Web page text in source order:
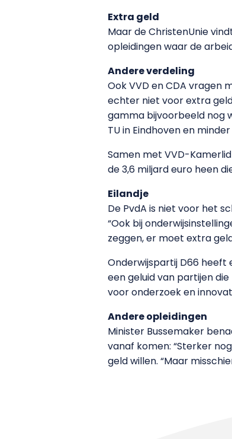
Extra geld
Maar de ChristenUnie
opleidingen waar de
Andere verdeling
Ook VVD en CDA vragen
echter niet voor extra
gamma bijvoorbeeld nog
TU in Eindhoven en
Samen met VVD-
de 3,6 miljard euro heen
Eilandje
De PvdA is niet voor het
“Ook bij
zeggen, er moet extra
Onderwijspartij D66 heeft
een geluid van partijen
voor onderzoek en
Andere opleidingen
Minister Bussemaker
vanaf komen: “Sterker
geld willen. “Maar